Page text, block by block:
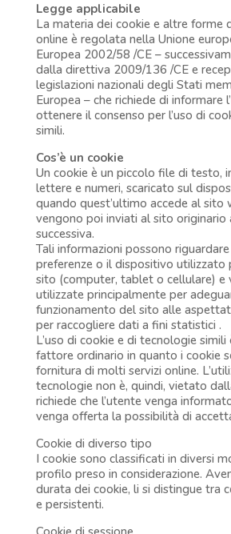
Legge applicabile
La materia dei cookie e altre forme
online è regolata nella Unione
Europea 2002/58 /CE –
dalla direttiva 2009/136 /CE e
legislazioni nazionali degli Stati
Europea – che richiede di informare
ottenere il consenso per l’uso di
simili.
Cos’è un cookie
Un cookie è un piccolo file di testo,
lettere e numeri, scaricato sul
quando quest’ultimo accede al sito
vengono poi inviati al sito originario
successiva.
Tali informazioni possono riguardare
preferenze o il dispositivo utilizzato
sito (computer, tablet o cellulare) e
utilizzate principalmente per
funzionamento del sito alle
per raccogliere dati a fini statistici .
L’uso di cookie e di tecnologie
fattore ordinario in quanto i cookie
fornitura di molti servizi online.
tecnologie non è, quindi, vietato
richiede che l’utente venga
venga offerta la possibilità di
Cookie di diverso tipo
I cookie sono classificati in diversi
profilo preso in considerazione.
durata dei cookie, li si distingue tra
e persistenti.